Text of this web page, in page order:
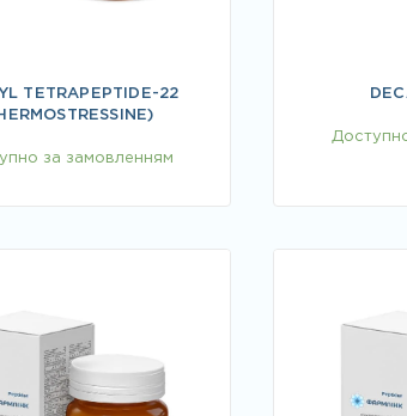
TETRAPEPTIDE-22
за замовленням